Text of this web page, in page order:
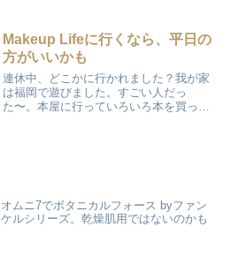
ね。無駄なものを買わされるんじゃない
だろうかとか、相手にされない...
Makeup Lifeに行くなら、平日の
方がいいかも
連休中、どこかに行かれました？我が家
は福岡で遊びました。すごい人だっ
た〜。本屋に行っていろいろ本を買った
オムニ7でボタニカルフォース byファン
ケルシリーズ。乾燥肌用ではないのかも